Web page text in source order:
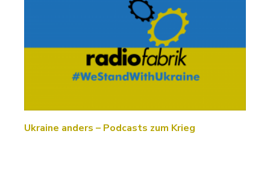
Ukraine anders – Podcasts zum Krieg